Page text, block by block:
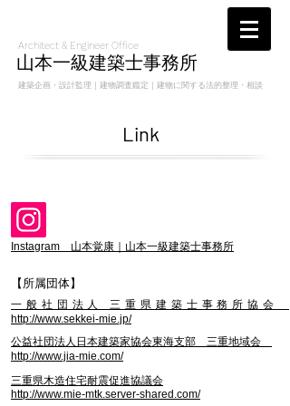
Architect & Engineer Office
山本一級建築士事務所
建築企画・設計監理｜建物調査鑑定｜建物に関する法的整理・相談
Link
​Instagram ​ 山本覚康｜山本一級建築士事務所
【所属団体】
一般社団法人 三重県建築士事務所協会
http://www.sekkei-mie.jp/
公益社団法人日本建築家協会東海支部 三重地域会
http://www.jia-mie.com/
三重県木造住宅耐震促進協議会
http://www.mie-mtk.server-shared.com/